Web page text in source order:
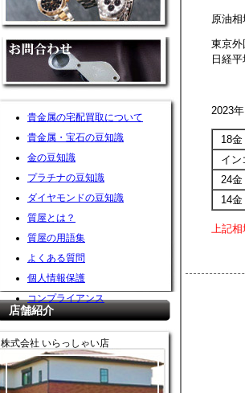
貴金属の宅配買取について
貴金属・宝石の豆知識
金の豆知識
プラチナの豆知識
ダイヤモンドの豆知識
質屋とは？
質屋の用語集
よくある質問
個人情報保護
コンプライアンス
店舗紹介
株式会社 いらっしゃい店
原油
東京外
日経
2023
18
イン
24
14
上記